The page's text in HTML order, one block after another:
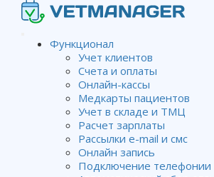
Функционал
Учет клиентов
Счета и оплаты
Онлайн-кассы
Медкарты пациентов
Учет в складе и ТМЦ
Расчет зарплаты
Рассылки e-mail и смс
Онлайн запись
Подключение телефонии